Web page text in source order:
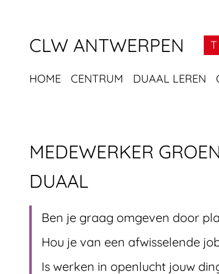
CLW ANTWERPEN T
NAVIGATIE
HOME CENTRUM DUAAL LEREN
PAGINA
MEDEWERKER
DUAAL
Ben je graag omgeven door
Hou je van een afwisselende
Is werken in openlucht jouw